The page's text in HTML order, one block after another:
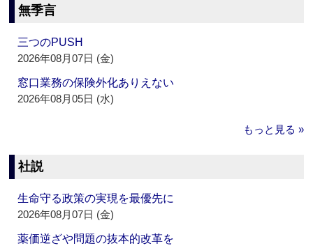
無季言
三つのPUSH
2026年08月07日 (金)
窓口業務の保険外化ありえない
2026年08月05日 (水)
もっと見る »
社説
生命守る政策の実現を最優先に
2026年08月07日 (金)
薬価逆ざや問題の抜本的改革を